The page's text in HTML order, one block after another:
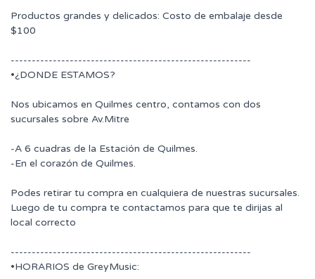
Productos grandes y delicados: Costo de embalaje desde
$100
---------------------------------------------------------
•¿DONDE ESTAMOS?
Nos ubicamos en Quilmes centro, contamos con dos
sucursales sobre Av.Mitre
-A 6 cuadras de la Estación de Quilmes.
-En el corazón de Quilmes.
Podes retirar tu compra en cualquiera de nuestras sucursales.
Luego de tu compra te contactamos para que te dirijas al
local correcto
---------------------------------------------------------
•HORARIOS de GreyMusic: